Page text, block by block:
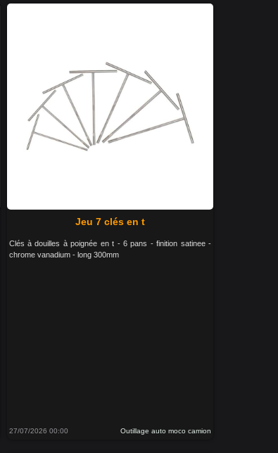
Jeu 7 clés en t
Clés à douilles à poignée en t - 6 pans - finition satinee -
chrome vanadium - long 300mm
27/07/2026 00:00 Outillage auto moco camion